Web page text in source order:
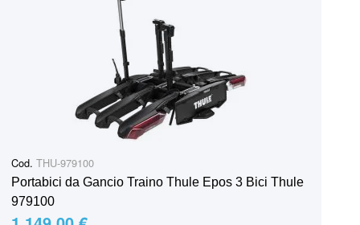
Cod. THU-979100
Portabici da Gancio Traino Thule Epos 3 Bici Thule
979100